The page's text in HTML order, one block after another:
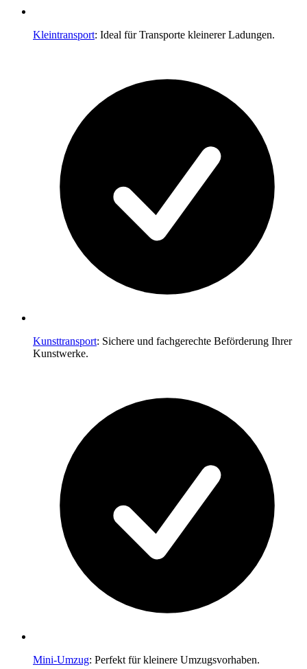
Kleintransport: Ideal für Transporte kleinerer Ladungen.
Kunsttransport: Sichere und fachgerechte Beförderung Ihrer
Kunstwerke.
Mini-Umzug: Perfekt für kleinere Umzugsvorhaben.